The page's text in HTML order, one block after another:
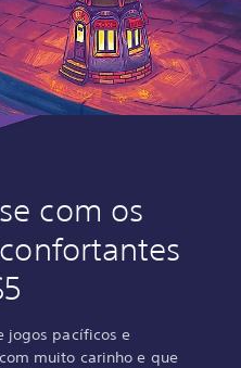
com os
jogos pacíficos e
muito carinho e que